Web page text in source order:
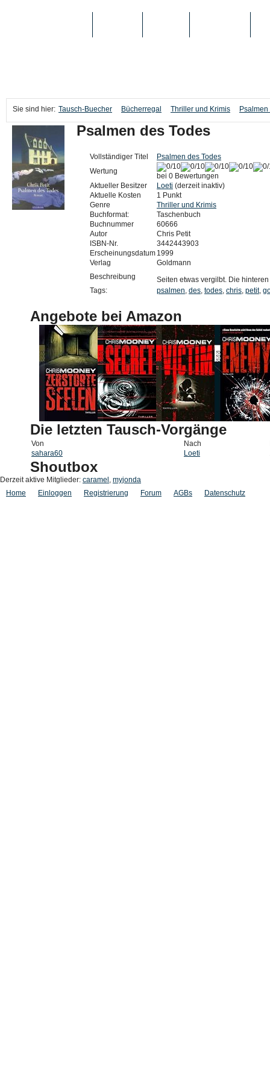
Sie sind hier: Tausch-Buecher Bücherregal Thriller und Krimis
Psalmen des Todes
Vollständiger Titel
Psalmen des Todes
Wertung
bei 0 Bewertungen
Aktueller Besitzer
Loeti (derzeit inaktiv)
Aktuelle Kosten
1 Punkt
Genre
Thriller und Krimis
Buchformat:
Taschenbuch
Buchnummer
60666
Autor
Chris Petit
ISBN-Nr.
3442443903
Erscheinungsdatum 1999
Verlag
Goldmann
Beschreibung
Seiten etwas vergilbt. Die
Tags:
psalmen, des, todes, chris, petit,
Angebote bei Amazon
Die letzten Tausch-Vorgänge
Von Nach
sahara60
Loeti
Shoutbox
Derzeit aktive Mitglieder: caramel , myjonda
Home
Einloggen Registrierung Forum AGBs Datenschutz